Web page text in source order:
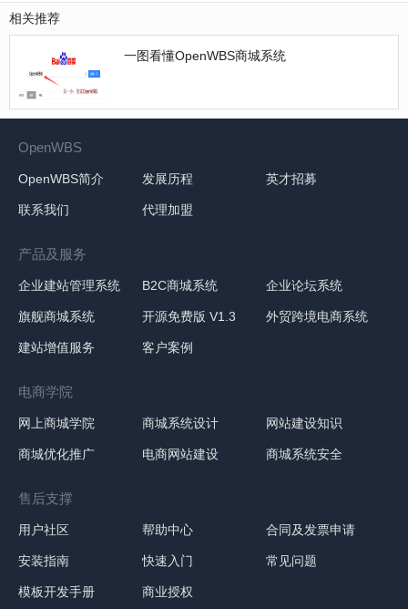
相关推荐
一图看懂OpenWBS商城系统
OpenWBS
OpenWBS简介 发展历程 英才招募
联系我们 代理加盟
产品及服务
企业建站管理系统 B2C商城系统 企业论坛系统
旗舰商城系统 开源免费版 V1.3 外贸跨境电商系统
建站增值服务 客户案例
电商学院
网上商城学院 商城系统设计 网站建设知识
商城优化推广 电商网站建设 商城系统安全
售后支撑
用户社区 帮助中心 合同及发票申请
安装指南 快速入门 常见问题
模板开发手册 商业授权